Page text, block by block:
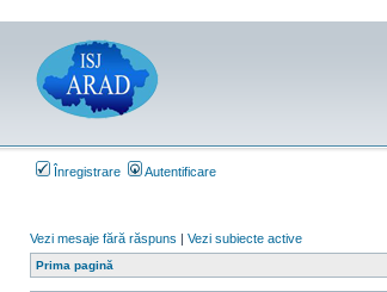
Înregistrare Autentificare
Vezi mesaje fără răspuns | Vezi subiecte active
Prima pagină